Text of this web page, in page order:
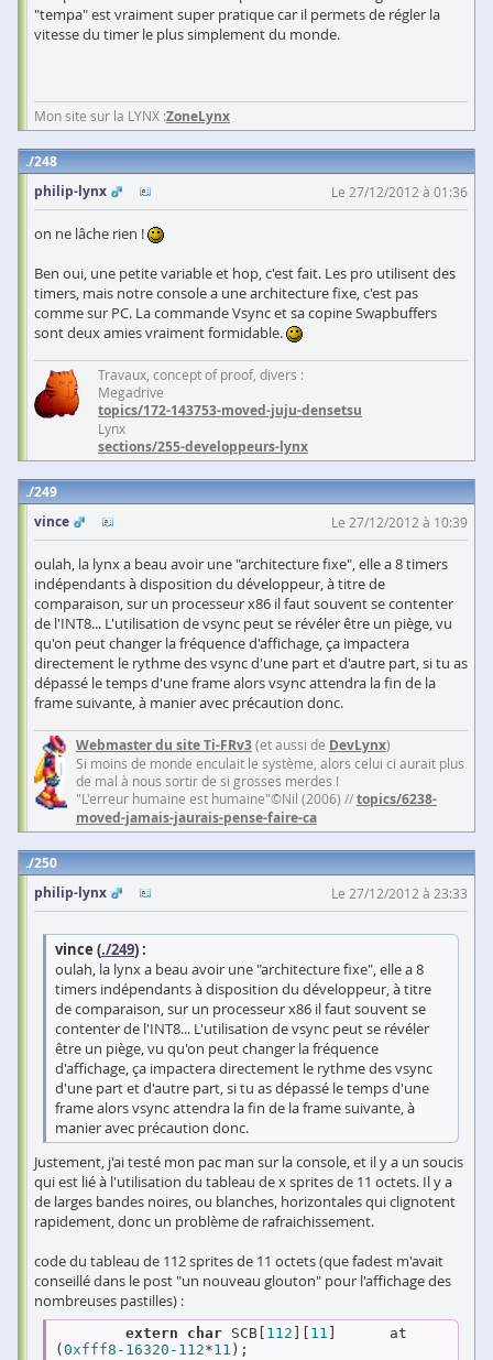
"tempa" est vraiment super pratique car il permets de régler la
vitesse du timer le plus simplement du monde.
Mon site sur la LYNX :ZoneLynx
248
philip-lynx
Le 27/12/2012 à 01:36
on ne lâche rien !
Ben oui, une petite variable et hop, c'est fait. Les pro utilisent des
timers, mais notre console a une architecture fixe, c'est pas
comme sur PC. La commande Vsync et sa copine Swapbuffers
sont deux amies vraiment formidable.
Travaux, concept of proof, divers :
Megadrive
topics/172-143753-moved-juju-densetsu
Lynx
sections/255-developpeurs-lynx
249
vince
Le 27/12/2012 à 10:39
oulah, la lynx a beau avoir une "architecture fixe", elle a 8 timers
indépendants à disposition du développeur, à titre de
comparaison, sur un processeur x86 il faut souvent se contenter
de l'INT8... L'utilisation de vsync peut se révéler être un piège, vu
qu'on peut changer la fréquence d'affichage, ça impactera
directement le rythme des vsync d'une part et d'autre part, si tu as
dépassé le temps d'une frame alors vsync attendra la fin de la
frame suivante, à manier avec précaution donc.
Webmaster du site Ti-FRv3(et aussi de DevLynx)
Si moins de monde enculait le système, alors celui ci aurait plus
de mal à nous sortir de si grosses merdes !
"L'erreur humaine est humaine"©Nil (2006) //topics/6238-
moved-jamais-jaurais-pense-faire-ca
250
philip-lynx
Le 27/12/2012 à 23:33
vince (./249) :
oulah, la lynx a beau avoir une "architecture fixe", elle a 8
timers indépendants à disposition du développeur, à titre
de comparaison, sur un processeur x86 il faut souvent se
contenter de l'INT8... L'utilisation de vsync peut se révéler
être un piège, vu qu'on peut changer la fréquence
d'affichage, ça impactera directement le rythme des vsync
d'une part et d'autre part, si tu as dépassé le temps d'une
frame alors vsync attendra la fin de la frame suivante, à
manier avec précaution donc.
Justement, j'ai testé mon pac man sur la console, et il y a un soucis
qui est lié à l'utilisation du tableau de x sprites de 11 octets. Il y a
de larges bandes noires, ou blanches, horizontales qui clignotent
rapidement, donc un problème de rafraichissement.
code du tableau de 112 sprites de 11 octets (que fadest m'avait
conseillé dans le post "un nouveau glouton" pour l'affichage des
nombreuses pastilles) :
extern char SCB[ 112 11 ]      at
( 0xfff8 -16320 -112*11 );